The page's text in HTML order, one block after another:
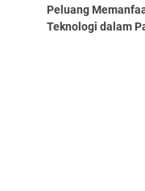
Peluang
Teknologi dalam